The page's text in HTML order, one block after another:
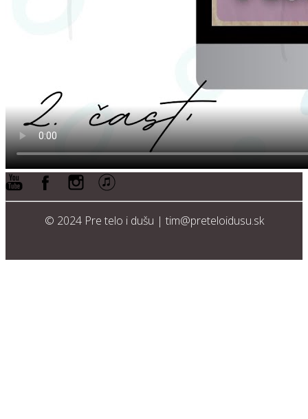
© 2024 Pre telo i dušu | tim@preteloidusu.sk